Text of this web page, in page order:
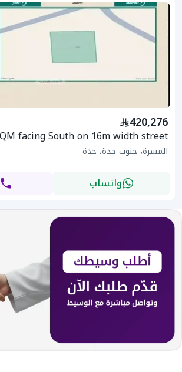
420,276
facing South on 16m width street
المسرة، جنوب جدة، جدة
واتساب